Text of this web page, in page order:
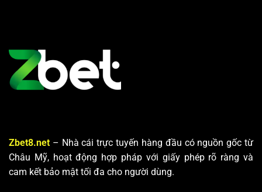
Cao
Zbet8.net – Nhà cái trực tuyến hàng đầu có nguồn gốc từ
Châu Mỹ, hoạt động hợp pháp với giấy phép rõ ràng và
cam kết bảo mật tối đa cho người dùng.